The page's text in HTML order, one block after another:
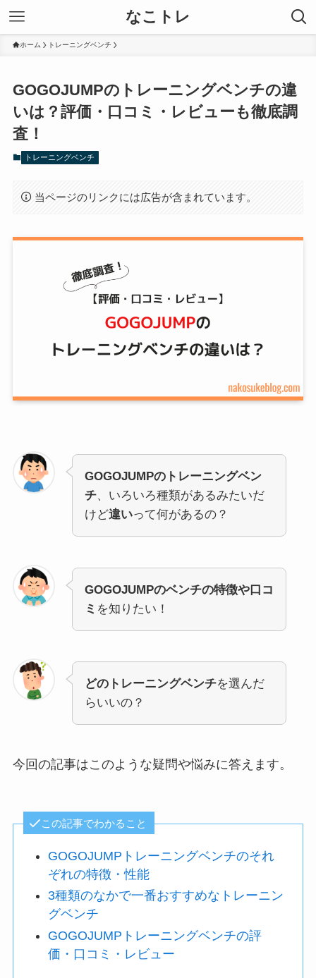
なこトレ
ホーム トレーニングベンチ
GOGOJUMPのトレーニングベンチの違
いは？評価・口コミ・レビューも徹底調
査！
トレーニングベンチ
当ページのリンクには広告が含まれています。
GOGOJUMPのトレーニングベン
チ、いろいろ種類があるみたいだ
けど違いって何があるの？
GOGOJUMPのベンチの特徴や口コ
ミ を知りたい！
どのトレーニングベンチを選んだ
らいいの？
今回の記事はこのような疑問や悩みに答えます。
この記事でわかること
GOGOJUMPトレーニングベンチのそれ
ぞれの特徴・性能
3種類のなかで一番おすすめなトレーニン
グベンチ
GOGOJUMPトレーニングベンチの評
価・口コミ・レビュー